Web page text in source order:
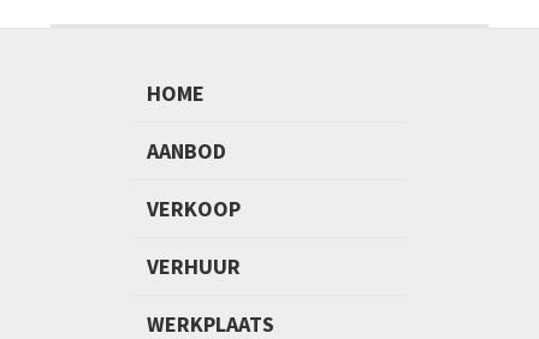
HOME
AANBOD
VERKOOP
VERHUUR
WERKPLAATS